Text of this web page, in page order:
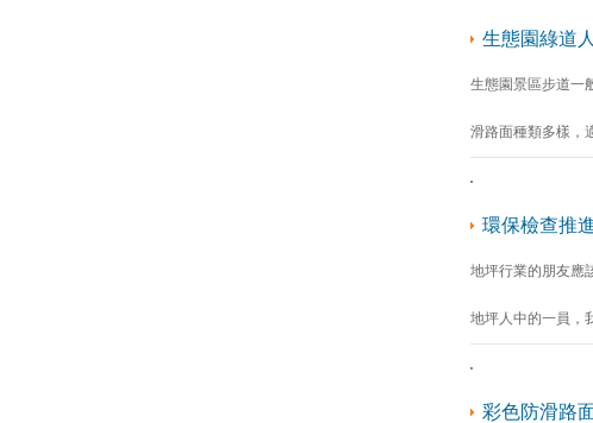
生態園綠道
生態園景區步道一
滑路面種類多樣，
環保檢查推
地坪行業的朋友應
地坪人中的一員，
彩色防滑路